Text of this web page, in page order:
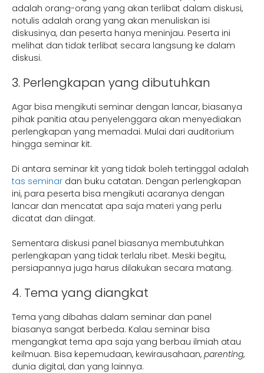
adalah orang-orang yang akan terlibat dalam diskusi,
notulis adalah orang yang akan menuliskan isi
diskusinya, dan peserta hanya meninjau. Peserta ini
melihat dan tidak terlibat secara langsung ke dalam
diskusi.
3. Perlengkapan yang dibutuhkan
Agar bisa mengikuti seminar dengan lancar, biasanya
pihak panitia atau penyelenggara akan menyediakan
perlengkapan yang memadai. Mulai dari auditorium
hingga seminar kit.
Di antara seminar kit yang tidak boleh tertinggal adalah
tas seminar dan buku catatan. Dengan perlengkapan
ini, para peserta bisa mengikuti acaranya dengan
lancar dan mencatat apa saja materi yang perlu
dicatat dan diingat.
Sementara diskusi panel biasanya membutuhkan
perlengkapan yang tidak terlalu ribet. Meski begitu,
persiapannya juga harus dilakukan secara matang.
4. Tema yang diangkat
Tema yang dibahas dalam seminar dan panel
biasanya sangat berbeda. Kalau seminar bisa
mengangkat tema apa saja yang berbau ilmiah atau
keilmuan. Bisa kepemudaan, kewirausahaan, parenting,
dunia digital, dan yang lainnya.